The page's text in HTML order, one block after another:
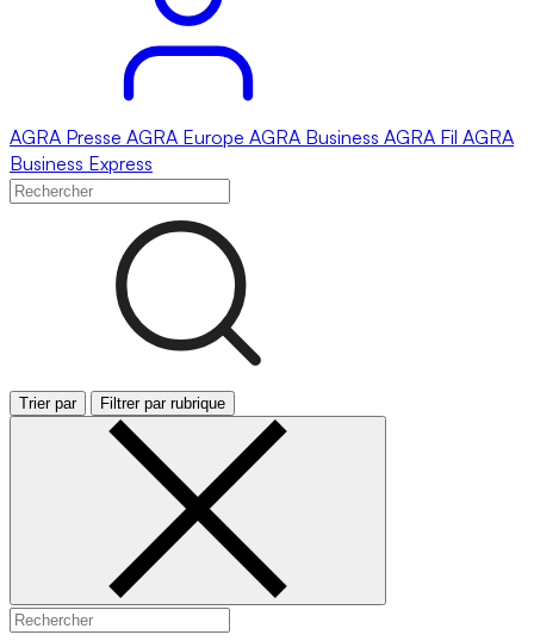
AGRA Presse AGRA Europe AGRA Business AGRA Fil AGRA
Business Express
Trier par Filtrer par rubrique